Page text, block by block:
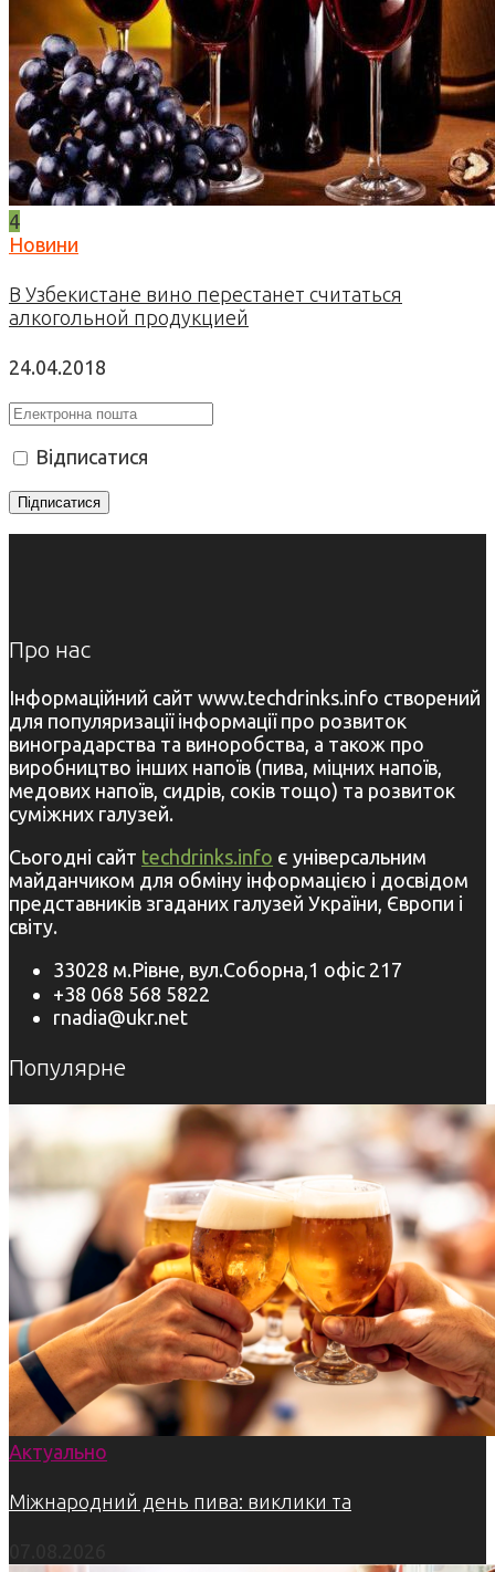
4
Новини
В Узбекистане вино перестанет считаться
алкогольной продукцией
24.04.2018
Відписатися
Про нас
Інформаційний сайт www.techdrinks.info створений
для популяризації інформації про розвиток
виноградарства та виноробства, а також про
виробництво інших напоїв (пива, міцних напоїв,
медових напоїв, сидрів, соків тощо) та розвиток
суміжних галузей.
Сьогодні сайт techdrinks.info є універсальним
майданчиком для обміну інформацією і досвідом
представників згаданих галузей України, Європи і
світу.
33028 м.Рівне, вул.Соборна,1 офіс 217
+38 068 568 5822
rnadia@ukr.net
Популярне
Актуально
Міжнародний день пива: виклики та